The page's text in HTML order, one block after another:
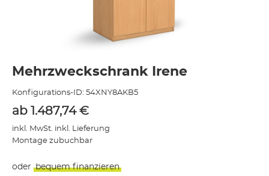
Mehrzweckschrank Irene
Konfigurations-ID: 54XNY8AKB5
ab 1.487,74 €
inkl. MwSt. inkl. Lieferung
Montage zubuchbar
oder bequem finanzieren